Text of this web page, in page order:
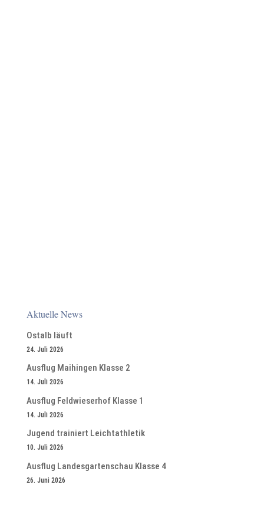
Aktuelle News
Ostalb läuft
24. Juli 2026
Ausflug Maihingen Klasse 2
14. Juli 2026
Ausflug Feldwieserhof Klasse 1
14. Juli 2026
Jugend trainiert Leichtathletik
10. Juli 2026
Ausflug Landesgartenschau Klasse 4
26. Juni 2026